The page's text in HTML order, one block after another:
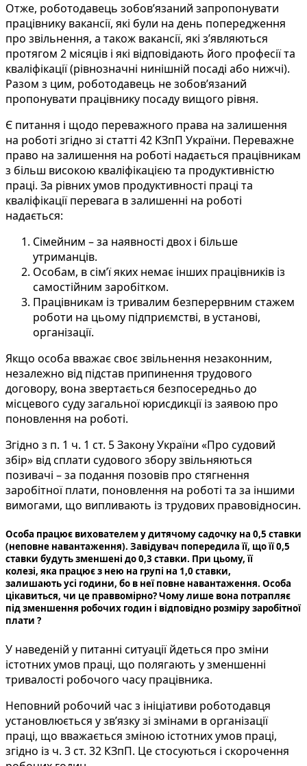
Отже, роботодавець зобов’язаний запропонувати
працівнику вакансії, які були на день попередження
про звільнення, а також вакансії, які з’являються
протягом 2 місяців і які відповідають його професії та
кваліфікації (рівнозначні нинішній посаді або нижчі).
Разом з цим, роботодавець не зобов’язаний
пропонувати працівнику посаду вищого рівня.
Є питання і щодо переважного права на залишення
на роботі згідно зі статті 42 КЗпП України. Переважне
право на залишення на роботі надається працівникам
з більш високою кваліфікацією та продуктивністю
праці. За рівних умов продуктивності праці та
кваліфікації перевага в залишенні на роботі
надається:
Сімейним – за наявності двох і більше
утриманців.
Особам, в сім’ї яких немає інших працівників із
самостійним заробітком.
Працівникам із тривалим безперервним стажем
роботи на цьому підприємстві, в установі,
організації.
Якщо особа вважає своє звільнення незаконним,
незалежно від підстав припинення трудового
договору, вона звертається безпосередньо до
місцевого суду загальної юрисдикції із заявою про
поновлення на роботі.
Згідно з п. 1 ч. 1 ст. 5 Закону України «Про судовий
збір» від сплати судового збору звільняються
позивачі – за подання позовів про стягнення
заробітної плати, поновлення на роботі та за іншими
вимогами, що випливають із трудових правовідносин.
Особа працює вихователем у дитячому садочку на 0,5 ставки
(неповне навантаження). Завідувач попередила її, що її 0,5
ставки будуть зменшені до 0,3 ставки. При цьому, її
колезі, яка працює з нею на групі на 1,0 ставки,
залишають усі години, бо в неї повне навантаження. Особа
цікавиться, чи це праввомірно? Чому лише вона потрапляє
під зменшення робочих годин і відповідно розміру заробітної
плати ?
У наведеній у питанні ситуації йдеться про зміни
істотних умов праці, що полягають у зменшенні
тривалості робочого часу працівника.
Неповний робочий час з ініціативи роботодавця
установлюється у зв’язку зі змінами в організації
праці, що вважається зміною істотних умов праці,
згідно із ч. 3 ст. 32 КЗпП. Це стосуються і скорочення